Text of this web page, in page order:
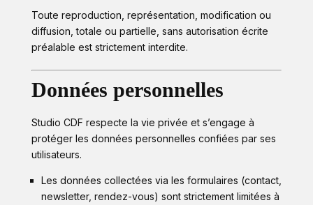
Toute reproduction, représentation, modification ou
diffusion, totale ou partielle, sans autorisation écrite
préalable est strictement interdite.
Données personnelles
Studio CDF respecte la vie privée et s’engage à
protéger les données personnelles confiées par ses
utilisateurs.
Les données collectées via les formulaires (contact,
newsletter, rendez-vous) sont strictement limitées à